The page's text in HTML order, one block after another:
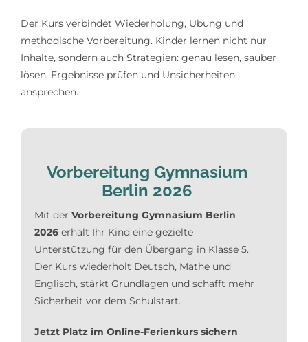
Der Kurs verbindet Wiederholung, Übung und
methodische Vorbereitung. Kinder lernen nicht nur
Inhalte, sondern auch Strategien: genau lesen, sauber
lösen, Ergebnisse prüfen und Unsicherheiten
ansprechen.
Vorbereitung Gymnasium
Berlin 2026
Mit der Vorbereitung Gymnasium Berlin
2026erhält Ihr Kind eine gezielte
Unterstützung für den Übergang in Klasse 5.
Der Kurs wiederholt Deutsch, Mathe und
Englisch, stärkt Grundlagen und schafft mehr
Sicherheit vor dem Schulstart.
Jetzt Platz im Online-Ferienkurs sichern